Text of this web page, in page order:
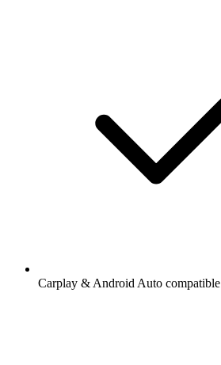
Carplay & Android Auto compatible